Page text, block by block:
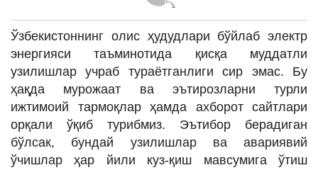
Кино
ИНТЕРВЬЮ
ЛОЙИҲАЛАР
Таҳлил
Саломатлик
Ўзбекистоннинг олис ҳудудлари бўйлаб электр
энергияси таъминотида қисқа муддатли
узилишлар учраб тураётганлиги сир эмас. Бу
ҳақда мурожаат ва эътирозларни турли
ижтимоий тармоқлар ҳамда ахборот сайтлари
орқали ўқиб турибмиз. Эътибор берадиган
бўлсак, бундай узилишлар ва авариявий
ўчишлар ҳар йили куз-қиш мавсумига ўтиш